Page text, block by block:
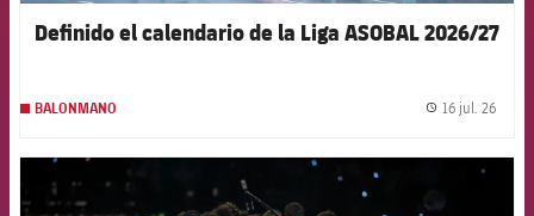
Definido el calendario de la Liga ASOBAL 2026/27
BALONMANO 16 jul. 26
FCB Barcelona badge